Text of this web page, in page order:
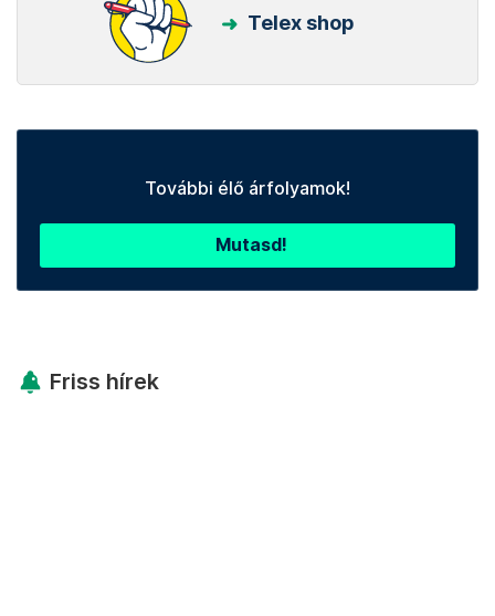
Telex shop
További élő árfolyamok!
Mutasd!
Friss hírek